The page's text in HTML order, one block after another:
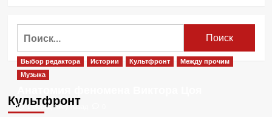
Культфронт
Выбор редактора Истории Культфронт
Между прочим
Музыка
1 месяц тому назад